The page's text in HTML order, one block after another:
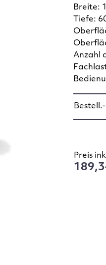
Breite:
Tiefe:
Anzahl
Preis